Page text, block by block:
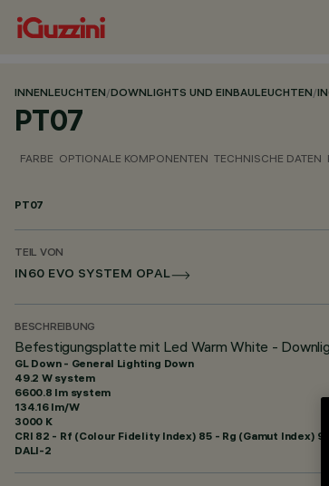
INNENLEUCHTEN/DOWNLIGHTS UND EINBAULEUCHTEN/
PT07
FARBE OPTIONALE KOMPONENTEN TECHNISCHE DATEN
PT07
TEIL VON
IN60 EVO SYSTEM OPAL
BESCHREIBUNG
Befestigungsplatte mit Led Warm White -
GL Down - General Lighting Down
49.2 W system
6600.8 lm system
134.16 lm/W
3000 K
CRI 82 - Rf (Colour Fidelity Index) 85 - Rg (Gamut Index) 95
DALI-2